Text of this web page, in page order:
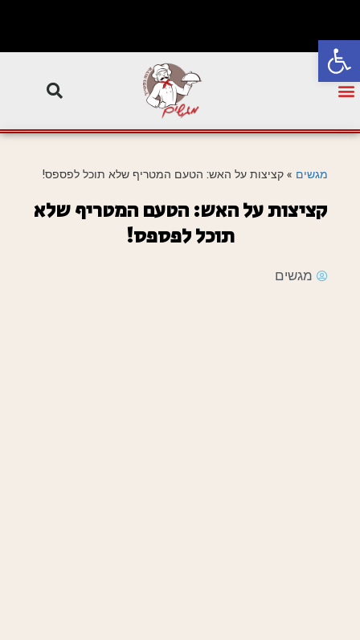
פתח סרגל נגישות
מגשים » קציצות על האש: הטעם המטריף שלא תוכל לפספס!
קציצות על האש: הטעם המטריף שלא
תוכל לפספס!
מגשים